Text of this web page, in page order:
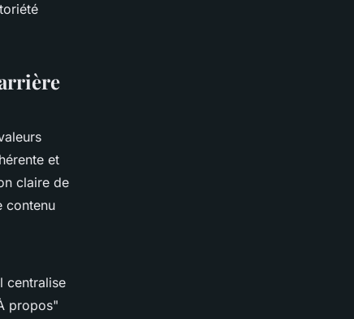
et
claire de
contenu
centralise
propos"